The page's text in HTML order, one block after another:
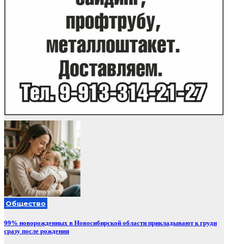
Общество
99% новорожденных в Новосибирской области прикладывают к груди
сразу после рождения